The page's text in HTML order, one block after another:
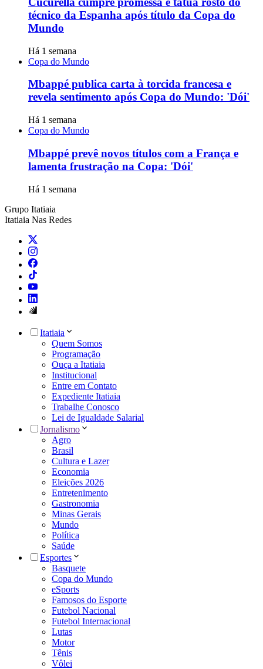
técnico da Espanha após título da Copa do
Mundo
Há 1 semana
Copa do Mundo
Mbappé publica carta à torcida francesa e
revela sentimento após Copa do Mundo: 'Dói'
Há 1 semana
Copa do Mundo
Mbappé prevê novos títulos com a França e
lamenta frustração na Copa: 'Dói'
Há 1 semana
Grupo Itatiaia
Itatiaia Nas Redes
Itatiaia
Quem Somos
Programação
Ouça a Itatiaia
Institucional
Entre em Contato
Expediente Itatiaia
Trabalhe Conosco
Lei de Igualdade Salarial
Jornalismo
Agro
Brasil
Cultura e Lazer
Economia
Eleições 2026
Entretenimento
Gastronomia
Minas Gerais
Mundo
Política
Saúde
Esportes
Basquete
Copa do Mundo
eSports
Famosos do Esporte
Futebol Nacional
Futebol Internacional
Lutas
Motor
Tênis
Vôlei